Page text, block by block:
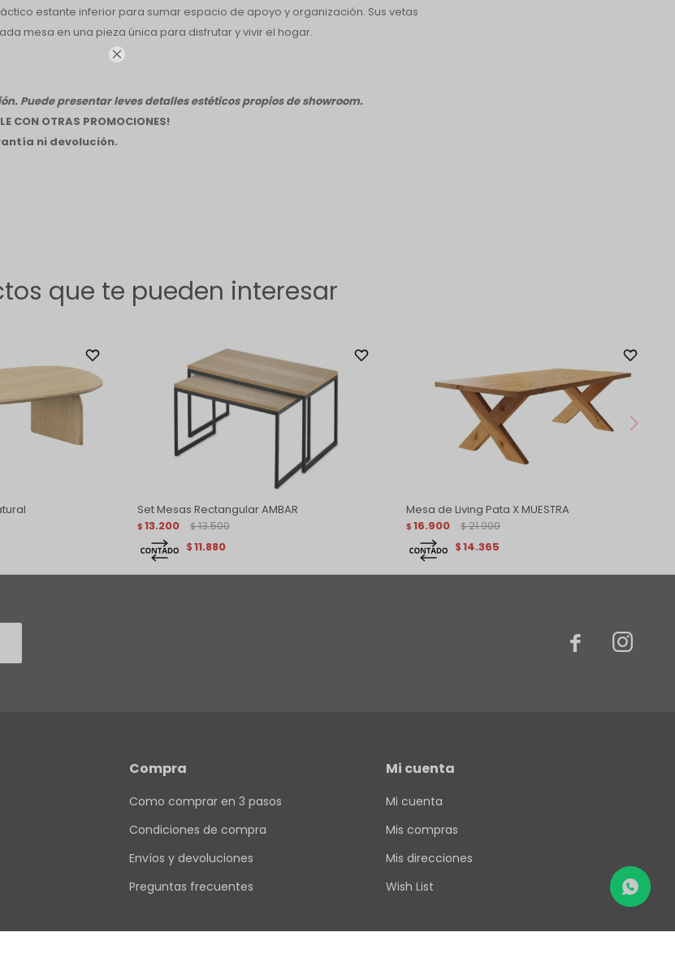

estante inferior para sumar espacio de apoyo y organización. Sus vetas
mesa en una pieza única para disfrutar y vivir el hogar.
Puede presentar leves detalles estéticos propios de showroom.
CON OTRAS PROMOCIONES!
ni devolución.
que te pueden interesar
Set Mesas Rectangular AMBAR
$ 13.200 $ 13.500
$11.880
Mesa de Living Pata X MUESTRA
$ 16.900 $ 21.900
$14.365
 
Compra
Como comprar en 3 pasos
Condiciones de compra
Envíos y devoluciones
Preguntas frecuentes
Mi cuenta
Mi cuenta
Mis compras
Mis direcciones
Wish List